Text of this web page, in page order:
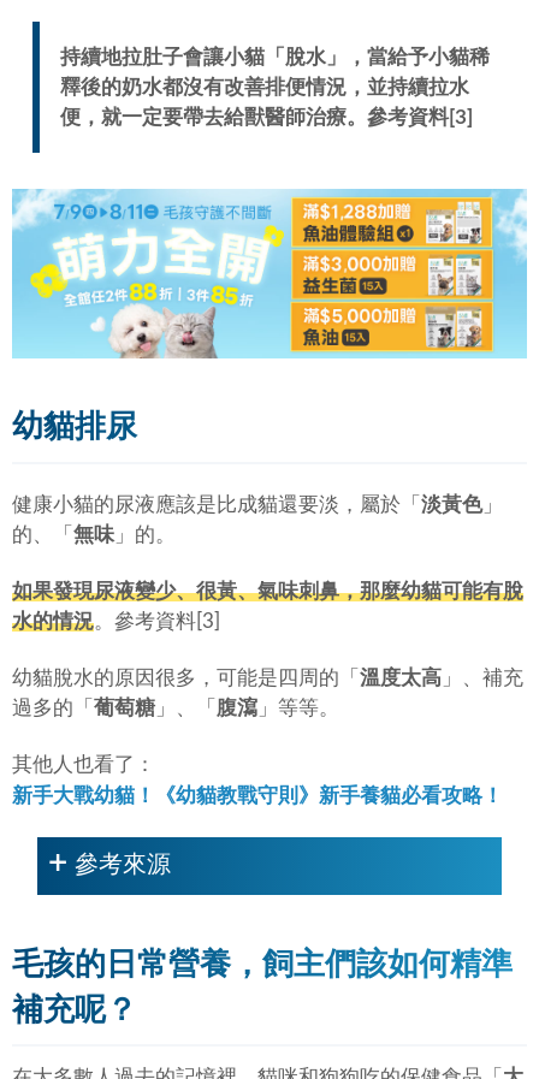
持續地拉肚子會讓小貓「 脫水」，當給予小貓稀
釋後的奶水都沒有改善排便情況，並持續拉水
便，就一定要帶去給獸醫師治療。參考資料[3]
幼貓排尿
健康小貓的尿液應該是比成貓還要淡，屬於「 淡黃色」
的、「 無味 」的。
如果發現尿液變少、很黃、氣味刺鼻，那麼幼貓可能有脫
水的情況。參考資料[3]
幼貓脫水的原因很多，可能是四周的「 溫度太高 」、補充
過多的「 葡萄糖 」、「 腹瀉 」等等。
其他人也看了：
新手大戰幼貓！《幼貓教戰守則》新手養貓必看攻略！
參考來源
毛孩的日常營養，飼主們該如何精準
補充呢？